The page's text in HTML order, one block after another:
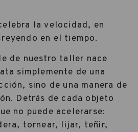
la velocidad, en
en el tiempo.
de nuestro taller nace
simplemente de una
sino de una manera de
Detrás de cada objeto
no puede acelerarse:
tornear, lijar, teñir,